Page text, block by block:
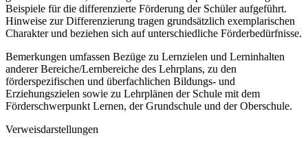
Beispiele für die differenzierte Förderung der Schüler aufgeführt.
Hinweise zur Differenzierung tragen grundsätzlich exemplarischen
Charakter und beziehen sich auf unterschiedliche Förderbedürfnisse.
Bemerkungen umfassen Bezüge zu Lernzielen und Lerninhalten
anderer Bereiche/Lernbereiche des Lehrplans, zu den
förderspezifischen und überfachlichen Bildungs- und
Erziehungszielen sowie zu Lehrplänen der Schule mit dem
Förderschwerpunkt Lernen, der Grundschule und der Oberschule.
Verweisdarstellungen